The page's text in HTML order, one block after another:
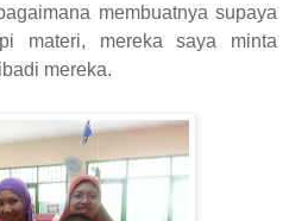
membuatnya supaya
materi, mereka saya minta
mereka.